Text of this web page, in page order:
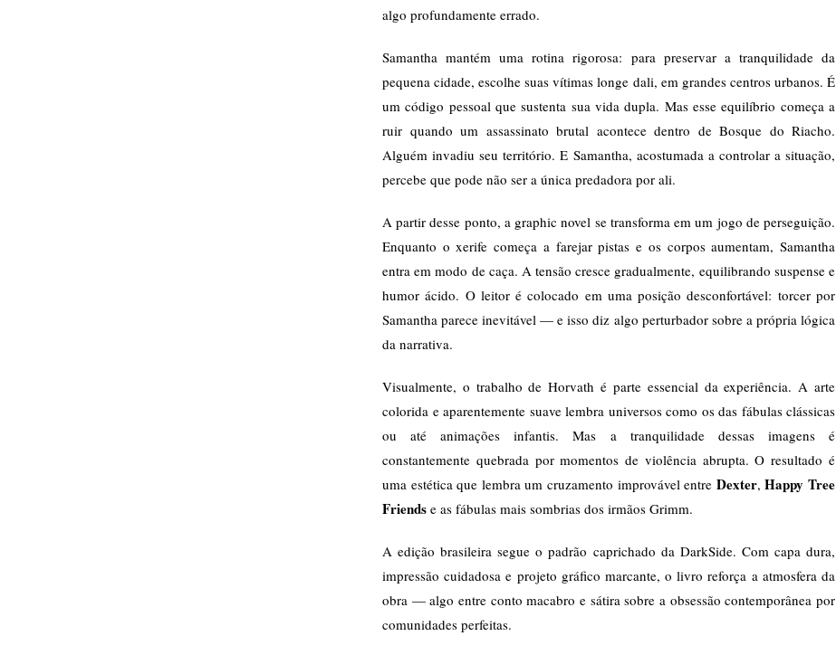
algo profundamente errado.
Samantha mantém uma rotina rigorosa: para preservar a tranquilidade da
pequena cidade, escolhe suas vítimas longe dali, em grandes centros urbanos. É
um código pessoal que sustenta sua vida dupla. Mas esse equilíbrio começa a
ruir quando um assassinato brutal acontece dentro de Bosque do Riacho.
Alguém invadiu seu território. E Samantha, acostumada a controlar a situação,
percebe que pode não ser a única predadora por ali.
A partir desse ponto, a graphic novel se transforma em um jogo de perseguição.
Enquanto o xerife começa a farejar pistas e os corpos aumentam, Samantha
entra em modo de caça. A tensão cresce gradualmente, equilibrando suspense e
humor ácido. O leitor é colocado em uma posição desconfortável: torcer por
Samantha parece inevitável — e isso diz algo perturbador sobre a própria lógica
da narrativa.
Visualmente, o trabalho de Horvath é parte essencial da experiência. A arte
colorida e aparentemente suave lembra universos como os das fábulas clássicas
ou até animações infantis. Mas a tranquilidade dessas imagens é
constantemente quebrada por momentos de violência abrupta. O resultado é
uma estética que lembra um cruzamento improvável entre Dexter,Happy Tree
Friends e as fábulas mais sombrias dos irmãos Grimm.
A edição brasileira segue o padrão caprichado da DarkSide. Com capa dura,
impressão cuidadosa e projeto gráfico marcante, o livro reforça a atmosfera da
obra — algo entre conto macabro e sátira sobre a obsessão contemporânea por
comunidades perfeitas.